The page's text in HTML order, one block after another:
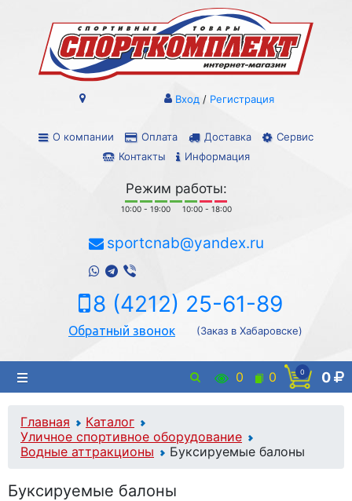
О компании Оплата Доставка
Сервис
Контакты
Информация
Вход / Регистрация
Режим работы:
10:00 - 19:00 10:00 - 18:00
sportcnab@yandex.ru
8 (4212) 25-61-89
Обратный звонок (Заказ в Хабаровске)
0 0 0 0
Главная
Каталог
Уличное спортивное оборудование
Водные аттракционы
Буксируемые балоны
Буксируемые балоны